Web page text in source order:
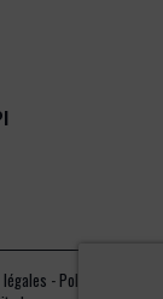
- Politique de